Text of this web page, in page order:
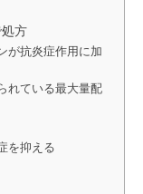
方
が抗炎症作用に加
れている最大量配
を抑える